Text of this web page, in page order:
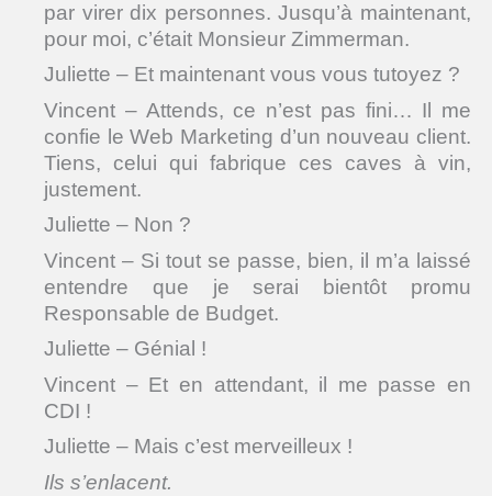
par virer dix personnes. Jusqu’à maintenant,
pour moi, c’était Monsieur Zimmerman.
Juliette – Et maintenant vous vous tutoyez ?
Vincent – Attends, ce n’est pas fini… Il me
confie le Web Marketing d’un nouveau client.
Tiens, celui qui fabrique ces caves à vin,
justement.
Juliette – Non ?
Vincent – Si tout se passe, bien, il m’a laissé
entendre que je serai bientôt promu
Responsable de Budget.
Juliette – Génial !
Vincent – Et en attendant, il me passe en
CDI !
Juliette – Mais c’est merveilleux !
Ils s’enlacent.